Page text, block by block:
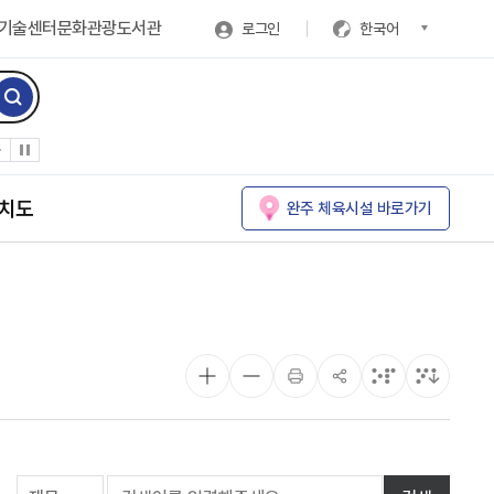
술센터문화관광도서관 로그인 한국어
도 완주 체육시설 바로가기
게